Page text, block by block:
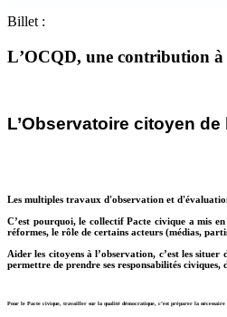
Billet :
L’OCQD, une contribution à
L’Observatoire citoyen
Les multiples travaux d'observation et
C’est pourquoi, le collectif Pacte civique a mis
réformes, le rôle de certains acteurs (médias,
Aider les citoyens à l’observation, c’est les
permettre de prendre ses responsabilités
Pour le Pacte civique, travailler sur la qualité démocratique, c’est préparer la nécessaire